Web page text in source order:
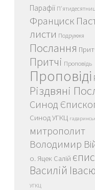
Парафії
Франциск
листи Подружжя
Послання
Притчі Проповідь
Проповіді
Різдвяні
Синод
Синод УГКЦ
митрополит
Володимир
о. Яцек Салій
Василій
УГКЦ